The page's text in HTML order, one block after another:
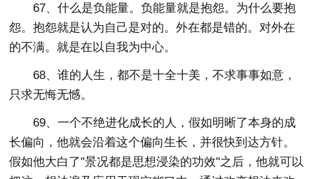
67、什么是负能量。负能量就是抱怨。为什么要抱
怨。抱怨就是认为自己是对的。外在都是错的。对外在
的不满。就是在以自我为中心。
68、谁的人生，都不是十全十美，不求事事如意，
只求无悔无憾。
69、一个不绝进化成长的人，假如明晰了本身的成
长偏向，他就会沿着这个偏向生长，并很快到达方针。
假如他大白了"景况都是思想浸染的功效"之后，他就可以